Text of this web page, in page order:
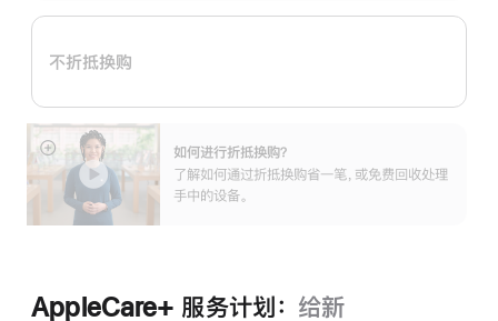
购
划：
不折抵换购
如何进行折抵换购？
了解如何通过折抵换购省一笔，或免费回收处理
手中的设备。
展
AppleCare+ 服务计划： 给新